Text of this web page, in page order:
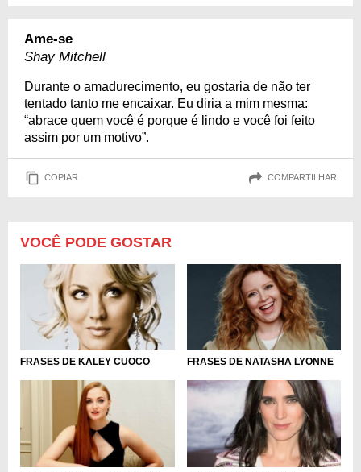
Ame-se
Shay Mitchell
Durante o amadurecimento, eu gostaria de não ter
tentado tanto me encaixar. Eu diria a mim mesma:
“abrace quem você é porque é lindo e você foi feito
assim por um motivo”.
COPIAR COMPARTILHAR
VOCÊ PODE GOSTAR
FRASES DE KALEY CUOCO FRASES DE NATASHA LYONNE